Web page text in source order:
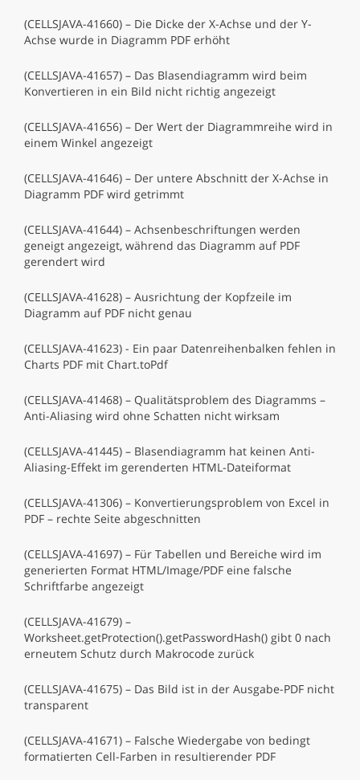
(CELLSJAVA-41660) – Die Dicke der X-Achse und der Y-
Achse wurde in Diagramm PDF erhöht
(CELLSJAVA-41657) – Das Blasendiagramm wird beim
Konvertieren in ein Bild nicht richtig angezeigt
(CELLSJAVA-41656) – Der Wert der Diagrammreihe wird in
einem Winkel angezeigt
(CELLSJAVA-41646) – Der untere Abschnitt der X-Achse in
Diagramm PDF wird getrimmt
(CELLSJAVA-41644) – Achsenbeschriftungen werden
geneigt angezeigt, während das Diagramm auf PDF
gerendert wird
(CELLSJAVA-41628) – Ausrichtung der Kopfzeile im
Diagramm auf PDF nicht genau
(CELLSJAVA-41623) - Ein paar Datenreihenbalken fehlen in
Charts PDF mit Chart.toPdf
(CELLSJAVA-41468) – Qualitätsproblem des Diagramms –
Anti-Aliasing wird ohne Schatten nicht wirksam
(CELLSJAVA-41445) – Blasendiagramm hat keinen Anti-
Aliasing-Effekt im gerenderten HTML-Dateiformat
(CELLSJAVA-41306) – Konvertierungsproblem von Excel in
PDF – rechte Seite abgeschnitten
(CELLSJAVA-41697) – Für Tabellen und Bereiche wird im
generierten Format HTML/Image/PDF eine falsche
Schriftfarbe angezeigt
(CELLSJAVA-41679) –
Worksheet.getProtection().getPasswordHash() gibt 0 nach
erneutem Schutz durch Makrocode zurück
(CELLSJAVA-41675) – Das Bild ist in der Ausgabe-PDF nicht
transparent
(CELLSJAVA-41671) – Falsche Wiedergabe von bedingt
formatierten Cell-Farben in resultierender PDF